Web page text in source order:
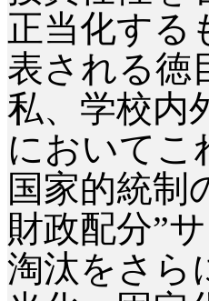
正当化する
表される徳
私、学校内
においてこ
国家的統制
財政配分”
淘汰をさら